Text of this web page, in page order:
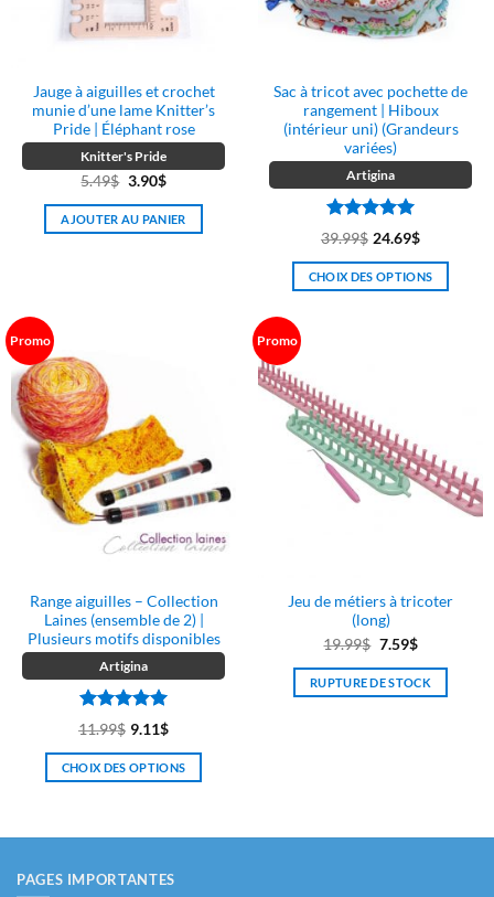
Jauge à aiguilles et crochet
munie d’une lame Knitter’s
Pride | Éléphant rose
Knitter's Pride
5.49$ Le
prix
initial
3.90$Le
prix
actuel
AJOUTER AU PANIER
Sac à tricot avec pochette de
rangement | Hiboux
(intérieur uni) (Grandeurs
variées)
Artigina
Note 5sur
39.99$ 24.69$
CHOIX DES OPTIONS
Les
options
peuvent
être
du
produit
Promo
Range aiguilles – Collection
Laines (ensemble de 2) |
Plusieurs motifs disponibles
Artigina
Note5 sur
11.99$ 9.11$
CHOIX DES OPTIONS
a
variations.
Promo
Jeu de métiers à tricoter
(long)
19.99$ Le
prix
initial
7.59$Le
prix
actuel
RUPTURE DE STOCK
PAGES IMPORTANTES